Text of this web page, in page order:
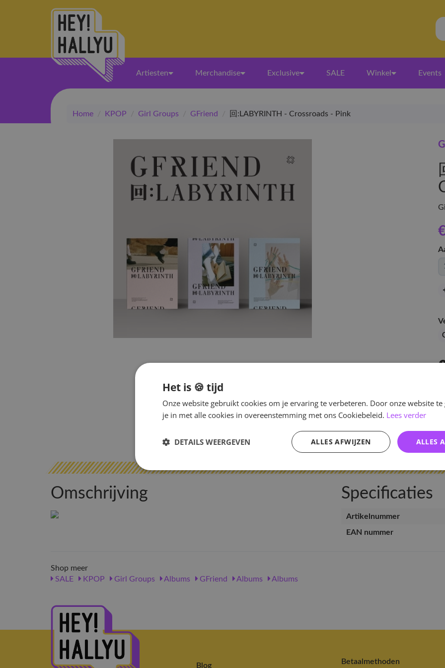
Artiesten Merchandise Exclusive SALE Winkel Events
Home / KPOP / Girl Groups / GFriend / 回:LABYRINTH - Crossroads - Pink
Omschrijving Specificaties
Artikelnummer
EAN nummer
Shop meer
SALE
KPOP Girl Groups Albums GFriend Albums Albums
Blog Betaalmethoden
Het is 🍪 tijd
Onze website gebruikt cookies om je ervaring te verbeteren. Door onze website
je in met alle cookies in overeenstemming met ons Cookiebeleid. Lees verder
ALLES
ALLES AFWIJZEN
DETAILS WEERGEVEN